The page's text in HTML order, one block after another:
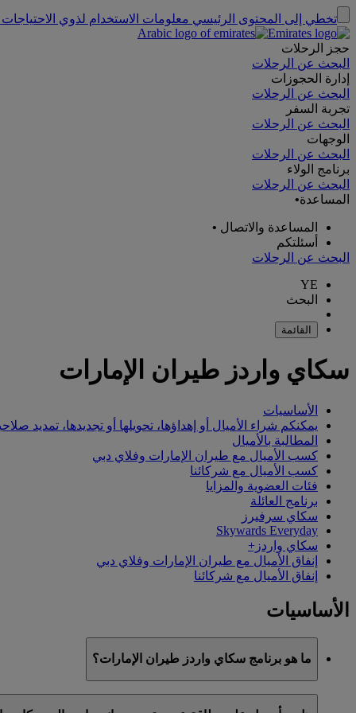
تخطي إلى المحتوى الرئيسي معلومات الاستخدام لذوي
حجز الرحلات
البحث عن الرحلات
إدارة الحجوزات
البحث عن الرحلات
تجربة السفر
البحث عن الرحلات
الوجهات
البحث عن الرحلات
برنامج الولاء
البحث عن الرحلات
المساعدة•
المساعدة والاتصال •
أسئلتكم
البحث عن الرحلات
YE
البحث
القائمة
سكاي واردز طيران الإمارات
الأساسيات
يمكنكم شراء الأميال أو إهداؤها، تحويلها أو تجديدها، تمديد
المطالبة بالأميال
كسب الأميال مع طيران الإمارات وفلاي دبي
كسب الأميال مع شركائنا
فئات العضوية والمزايا
برنامج العائلة
سكاي سرفيرز
Skywards Everyday
سكاي واردز+
إنفاق الأميال مع طيران الإمارات وفلاي دبي
إنفاق الأميال مع شركائنا
الأساسيات
ما هو برنامج سكاي واردز طيران الإمارات؟
سكاي واردز طيران الإمارات هو برنامج الولاء التابع لطيران الإمارات وفلاي